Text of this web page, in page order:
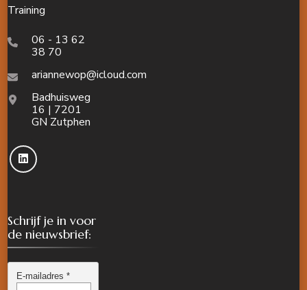
Training
06 - 13 62
38 70
ariannewop@icloud.com
Badhuisweg
16 | 7201
GN Zutphen
Schrijf je in voor
de nieuwsbrief: